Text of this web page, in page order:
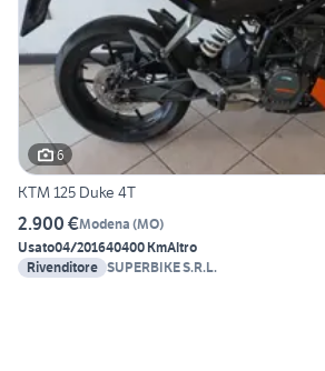
6
KTM 125 Duke 4T
2.900 €Modena (MO)
Usato04/201640400 KmAltro
Rivenditore SUPERBIKE S.R.L.